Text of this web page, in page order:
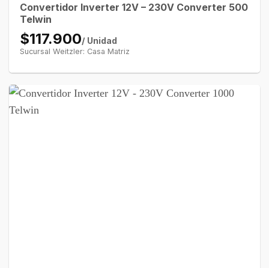
Convertidor Inverter 12V – 230V Converter 500
Telwin
$117.900/ Unidad
Sucursal Weitzler: Casa Matriz